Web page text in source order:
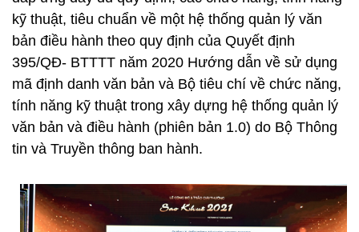
kỹ thuật, tiêu chuẩn về một hệ thống quản lý văn
bản điều hành theo quy định của Quyết định
395/QĐ- BTTTT năm 2020 Hướng dẫn về sử dụng
mã định danh văn bản và Bộ tiêu chí về chức năng,
tính năng kỹ thuật trong xây dựng hệ thống quản lý
văn bản và điều hành (phiên bản 1.0) do Bộ Thông
tin và Truyền thông ban hành.